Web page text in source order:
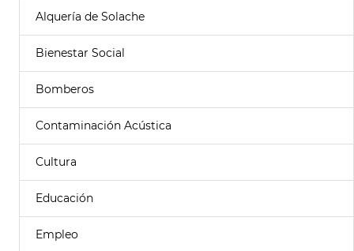
Alquería de Solache
Bienestar Social
Bomberos
Contaminación Acústica
Cultura
Educación
Empleo